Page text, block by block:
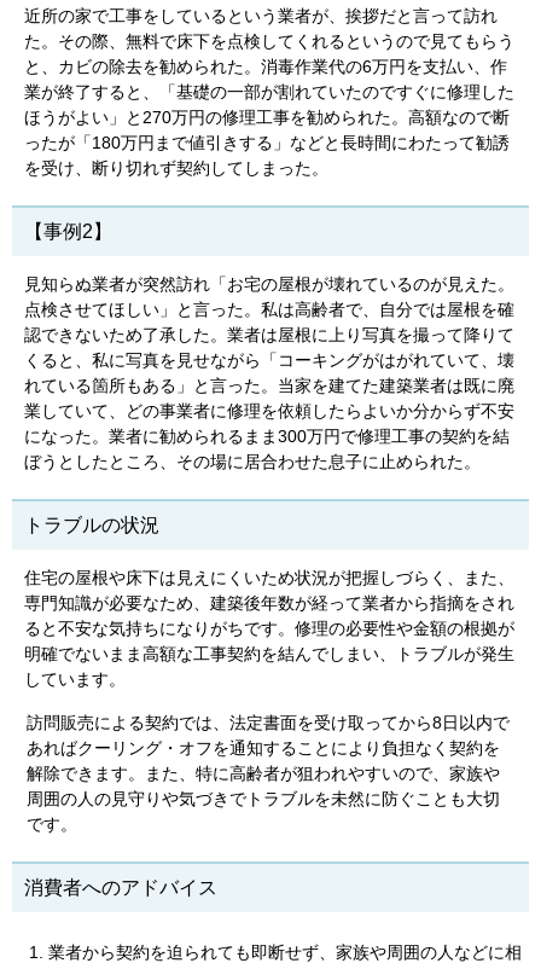
近所の家で工事をしているという業者が、挨拶だと言って訪れ
た。その際、無料で床下を点検してくれるというので見てもらう
と、カビの除去を勧められた。消毒作業代の6万円を支払い、作
業が終了すると、「基礎の一部が割れていたのですぐに修理した
ほうがよい」と270万円の修理工事を勧められた。高額なので断
ったが「180万円まで値引きする」などと長時間にわたって勧誘
を受け、断り切れず契約してしまった。
【事例2】
見知らぬ業者が突然訪れ「お宅の屋根が壊れているのが見えた。
点検させてほしい」と言った。私は高齢者で、自分では屋根を確
認できないため了承した。業者は屋根に上り写真を撮って降りて
くると、私に写真を見せながら「コーキングがはがれていて、壊
れている箇所もある」と言った。当家を建てた建築業者は既に廃
業していて、どの事業者に修理を依頼したらよいか分からず不安
になった。業者に勧められるまま300万円で修理工事の契約を結
ぼうとしたところ、その場に居合わせた息子に止められた。
トラブルの状況
住宅の屋根や床下は見えにくいため状況が把握しづらく、また、
専門知識が必要なため、建築後年数が経って業者から指摘をされ
ると不安な気持ちになりがちです。修理の必要性や金額の根拠が
明確でないまま高額な工事契約を結んでしまい、トラブルが発生
しています。
訪問販売による契約では、法定書面を受け取ってから8日以内で
あればクーリング・オフを通知することにより負担なく契約を
解除できます。また、特に高齢者が狙われやすいので、家族や
周囲の人の見守りや気づきでトラブルを未然に防ぐことも大切
です。
消費者へのアドバイス
業者から契約を迫られても即断せず、家族や周囲の人などに相